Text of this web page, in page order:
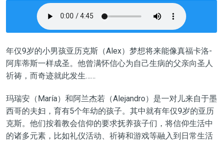
年仅9岁的小男孩亚历克斯（Alex）梦想将来能像真福卡洛-
阿库蒂斯一样成圣。他曾满怀信心为自己生病的父亲向圣人
祈祷，而奇迹就此发生……
玛瑞安（María）和阿兰杰若（Alejandro）是一对儿来自于墨
西哥的夫妇，育有5个年幼的孩子。其中就有年仅9岁的亚历
克斯。他们按着教会信仰的要求抚养孩子们，将信仰生活中
的诸多元素，比如礼仪活动、祈祷和游戏等融入到日常生活